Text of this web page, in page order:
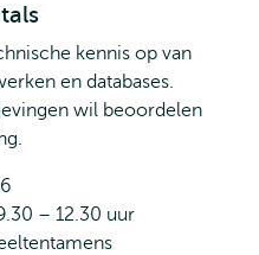
kennis op van
en databases.
wil beoordelen
– 12.30 uur